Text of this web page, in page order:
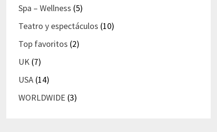
Spa – Wellness (5)
Teatro y espectáculos (10)
Top favoritos (2)
UK(7)
USA(14)
WORLDWIDE (3)